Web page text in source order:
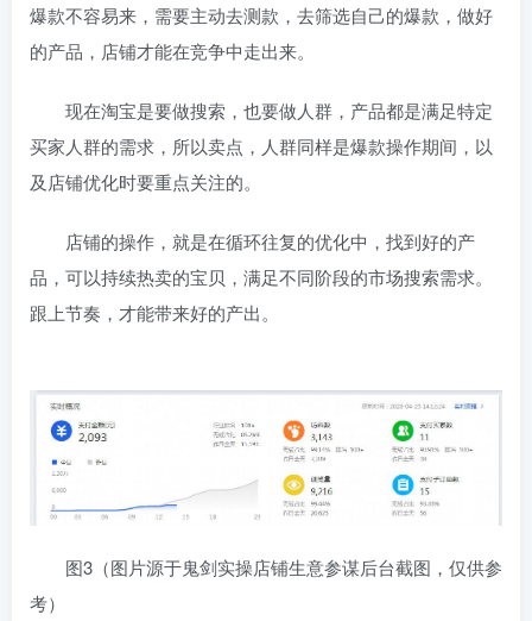
爆款不容易来，需要主动去测款，去筛选自己的爆款，做好
的产品，店铺才能在竞争中走出来。
现在淘宝是要做搜索，也要做人群，产品都是满足特定
买家人群的需求，所以卖点，人群同样是爆款操作期间，以
及店铺优化时要重点关注的。
店铺的操作，就是在循环往复的优化中，找到好的产
品，可以持续热卖的宝贝，满足不同阶段的市场搜索需求。
跟上节奏，才能带来好的产出。
图3（图片源于鬼剑实操店铺生意参谋后台截图，仅供参
考）